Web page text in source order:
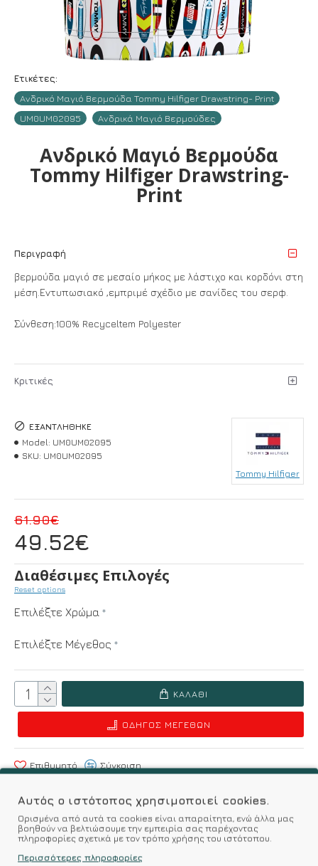
Ετικέτες:
Ανδρικό Μαγιό Βερμούδα Tommy Hilfiger Drawstring- Print
UM0UM02095
Ανδρικά Μαγιό Βερμούδες
Ανδρικό Μαγιό Βερμούδα
Tommy Hilfiger Drawstring-
Print
Περιγραφή
βερμούδα μαγιό σε μεσαίο μήκος με λάστιχο και κορδόνι στη
μέση.Εντυπωσιακό ,εμπριμέ σχέδιο με σανίδες του σερφ.
Σύνθεση:100% Recyceltem Polyester
Κριτικές
Σύμφωνα με 0 αξιολογήσεις. - Γράψτε μια κριτική
49.52€
61.90€
ΕΞΑΝΤΛΉΘΗΚΕ
Model: UM0UM02095
SKU: UM0UM02095
Tommy Hilfiger
Διαθέσιμες Επιλογές
Reset options
Επιλέξτε Χρώμα
Επιλέξτε Μέγεθος
ΚΑΛΆΘΙ
ΟΔΗΓΌΣ ΜΕΓΕΘΏΝ
Επιθυμητό Σύγκριση
Αυτός ο ιστότοπος χρησιμοποιεί cookies.
Ορισμένα από αυτά τα cookies είναι απαραίτητα, ενώ άλλα μας
βοηθούν να βελτιώσουμε την εμπειρία σας παρέχοντας
πληροφορίες σχετικά με τον τρόπο χρήσης του ιστότοπου.
Περισσότερες πληροφορίες